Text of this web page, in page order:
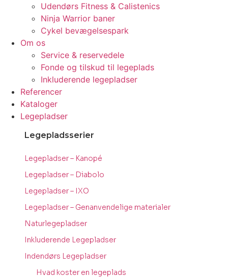
Udendørs Fitness & Calistenics
Ninja Warrior baner
Cykel bevægelsespark
Om os
Service & reservedele
Fonde og tilskud til legeplads
Inkluderende legepladser
Referencer
Kataloger
Legepladser
Legepladsserier
Legepladser – Kanopé
Legepladser – Diabolo
Legepladser – IXO
Legepladser – Genanvendelige materialer
Naturlegepladser
Inkluderende Legepladser
Indendørs Legepladser
Hvad koster en legeplads